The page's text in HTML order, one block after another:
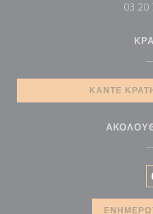
03 20
ΚΆΝΤΕ